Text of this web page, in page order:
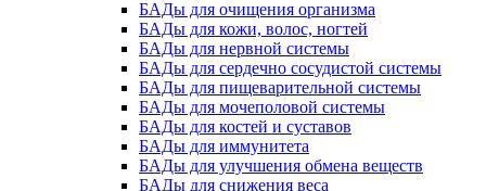
БАДы для очищения организма
БАДы для кожи, волос, ногтей
БАДы для нервной системы
БАДы для сердечно сосудистой системы
БАДы для пищеварительной системы
БАДы для мочеполовой системы
БАДы для костей и суставов
БАДы для иммунитета
БАДы для улучшения обмена веществ
БАДы для снижения веса